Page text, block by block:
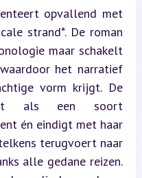
opvallend met
strand*. De roman
maar schakelt
het narratief
vorm krijgt. De
als een soort
én eindigt met haar
terugvoert naar
alle gedane reizen.